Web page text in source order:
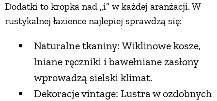
Dodatki to kropka nad „i” w każdej aranżacji. W
rustykalnej łazience najlepiej sprawdzą się:
Naturalne tkaniny: Wiklinowe kosze,
lniane ręczniki i bawełniane zasłony
wprowadzą sielski klimat.
Dekoracje vintage: Lustra w ozdobnych